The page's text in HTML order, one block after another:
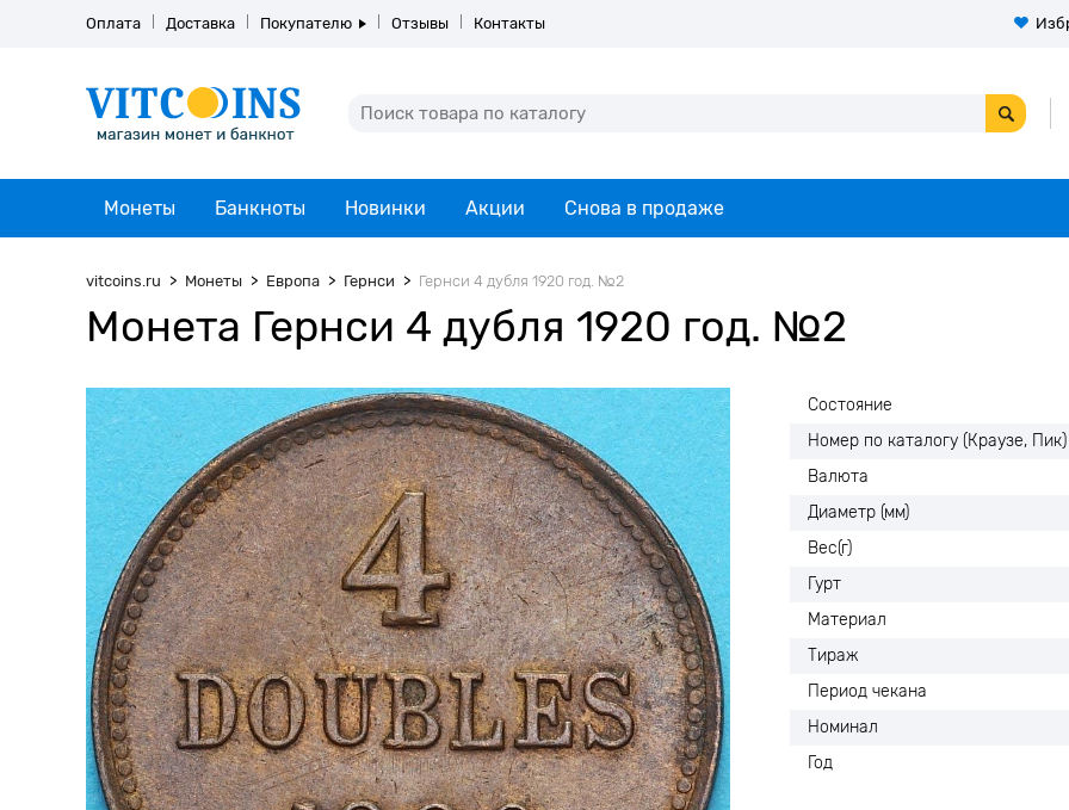
Оплата Доставка Покупателю Отзывы Контакты
Монеты Банкноты Новинки Акции Снова в продаже
vitcoins.ru Монеты Европа Гернси Гернси 4 дубля 1920 год. №2
Монета Гернси 4 дубля 1920 год. №2
Состояние
Номер по каталогу (Краузе, Пик)
Валюта
Диаметр (мм)
Вес(г)
Гурт
Материал
Тираж
Период чекана
Номинал
Год